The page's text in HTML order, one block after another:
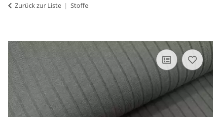
Zurück zur Liste Stoffe